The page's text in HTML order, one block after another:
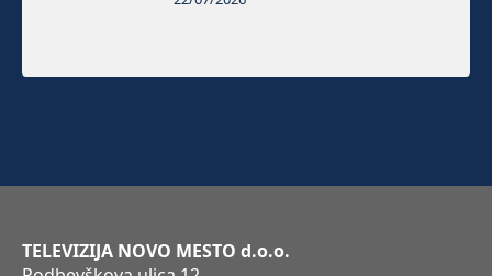
TELEVIZIJA NOVO MESTO d.o.o.